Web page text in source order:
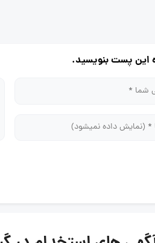
این پست بنویسید.